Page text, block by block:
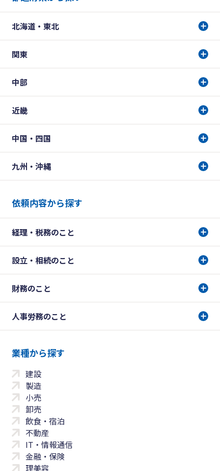
北海道・東北
関東
中部
近畿
中国・四国
九州・沖縄
依頼内容から探す
経理・税務のこと
設立・相続のこと
財務のこと
人事労務のこと
業種から探す
建設
製造
小売
卸売
飲食・宿泊
不動産
IT・情報通信
金融・保険
理美容